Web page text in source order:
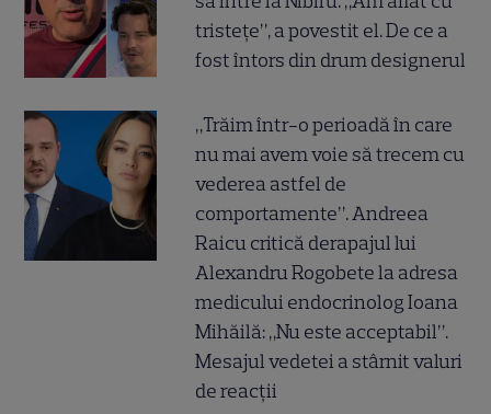
tristețe”, a povestit el. De ce a
fost întors din drum designerul
„Trăim într-o perioadă în care
nu mai avem voie să trecem cu
vederea astfel de
comportamente”. Andreea
Raicu critică derapajul lui
Alexandru Rogobete la adresa
medicului endocrinolog Ioana
Mihăilă: „Nu este acceptabil”.
Mesajul vedetei a stârnit valuri
de reacții